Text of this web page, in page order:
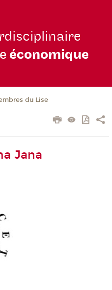
économique
du Lise
Jana